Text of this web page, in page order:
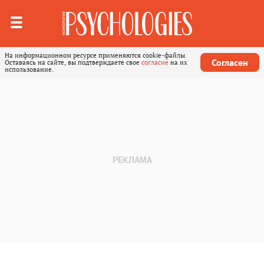
На информационном ресурсе применяются cookie-файлы.
Оставаясь на сайте, вы подтверждаете свое согласие на их
использование.
Согласен